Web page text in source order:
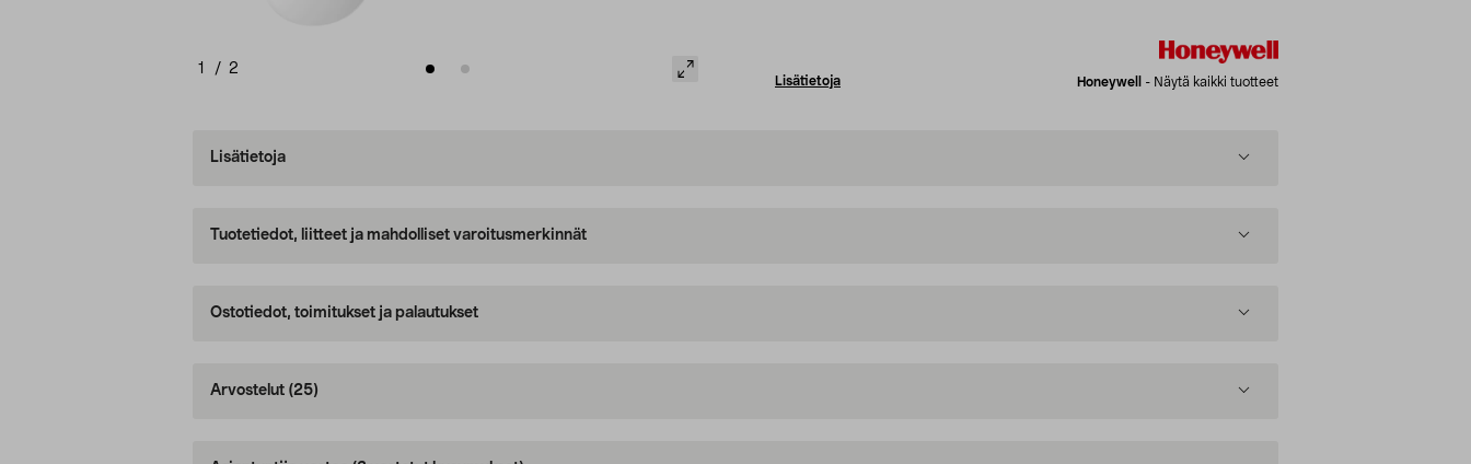
1 / 2
Lisätietoja Honeywell - Näytä kaikki tuotteet
Lisätietoja
Tuotetiedot, liitteet ja mahdolliset varoitusmerkinnät
Ostotiedot, toimitukset ja palautukset
Arvostelut (25)